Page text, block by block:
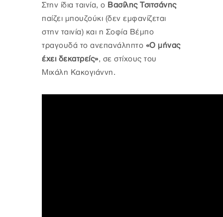
Στην ίδια ταινία, ο Βασίλης Τσιτσάνης
παίζει μπουζούκι (δεν εμφανίζεται
στην ταινία) και η Σοφία Βέμπο
τραγουδά το ανεπανάληπτο «Ο μήνας
έχει δεκατρείς», σε στίχους του
Μιχάλη Κακογιάννη.